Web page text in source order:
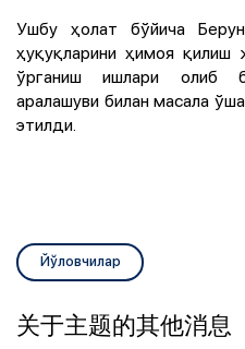
Ушбу ҳолат бўйича
ҳуқуқларини ҳимоя
ўрганиш ишлари олиб
аралашуви билан масала
этилди.
Йўловчилар
关于主题的其他消息